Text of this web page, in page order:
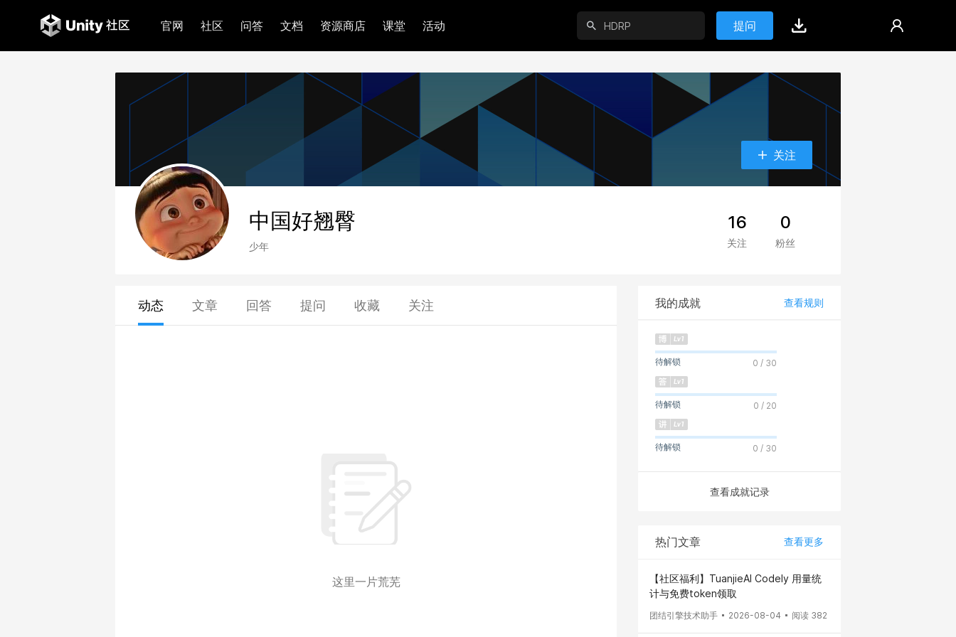
官网 社区 问答 文档 资源商店 课堂 活动 提问
关注
中国好翘臀
少年
16
关注
0
粉丝
动态 文章 回答 提问 收藏 关注
这里一片荒芜
我的成就 查看规则
待解锁 0 / 30
待解锁 0 / 20
待解锁 0 / 30
查看成就记录
热门文章 查看更多
【社区福利】TuanjieAI Codely 用量统
计与免费token领取
团结引擎技术助手 2026-08-04 阅读 382